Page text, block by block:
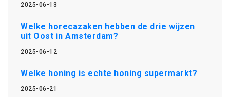
2025-06-13
Welke horecazaken hebben de drie wijzen
uit Oost in Amsterdam?
2025-06-12
Welke honing is echte honing supermarkt?
2025-06-21